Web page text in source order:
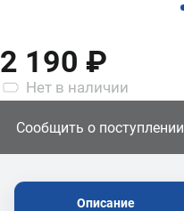
2 190 ₽
Нет в наличии
Сообщить о поступлении
Описание